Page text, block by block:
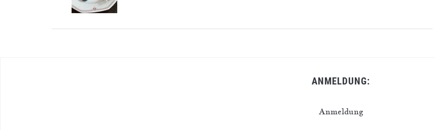
ANMELDUNG:
Anmeldung